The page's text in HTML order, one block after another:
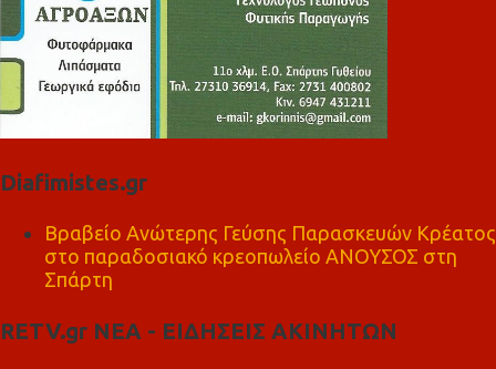
Diafimistes.gr
Βραβείο Ανώτερης Γεύσης Παρασκευών Κρέατος
στο παραδοσιακό κρεοπωλείο ΑΝΟΥΣΟΣ στη
Σπάρτη
RETV.gr ΝΕΑ - ΕΙΔΗΣΕΙΣ ΑΚΙΝΗΤΩΝ